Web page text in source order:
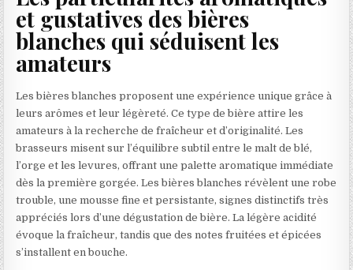
et gustatives des bières
blanches qui séduisent les
amateurs
Les bières blanches proposent une expérience unique grâce à
leurs arômes et leur légèreté. Ce type de bière attire les
amateurs à la recherche de fraîcheur et d’originalité. Les
brasseurs misent sur l’équilibre subtil entre le malt de blé,
l’orge et les levures, offrant une palette aromatique immédiate
dès la première gorgée. Les bières blanches révèlent une robe
trouble, une mousse fine et persistante, signes distinctifs très
appréciés lors d’une dégustation de bière. La légère acidité
évoque la fraîcheur, tandis que des notes fruitées et épicées
s’installent en bouche.